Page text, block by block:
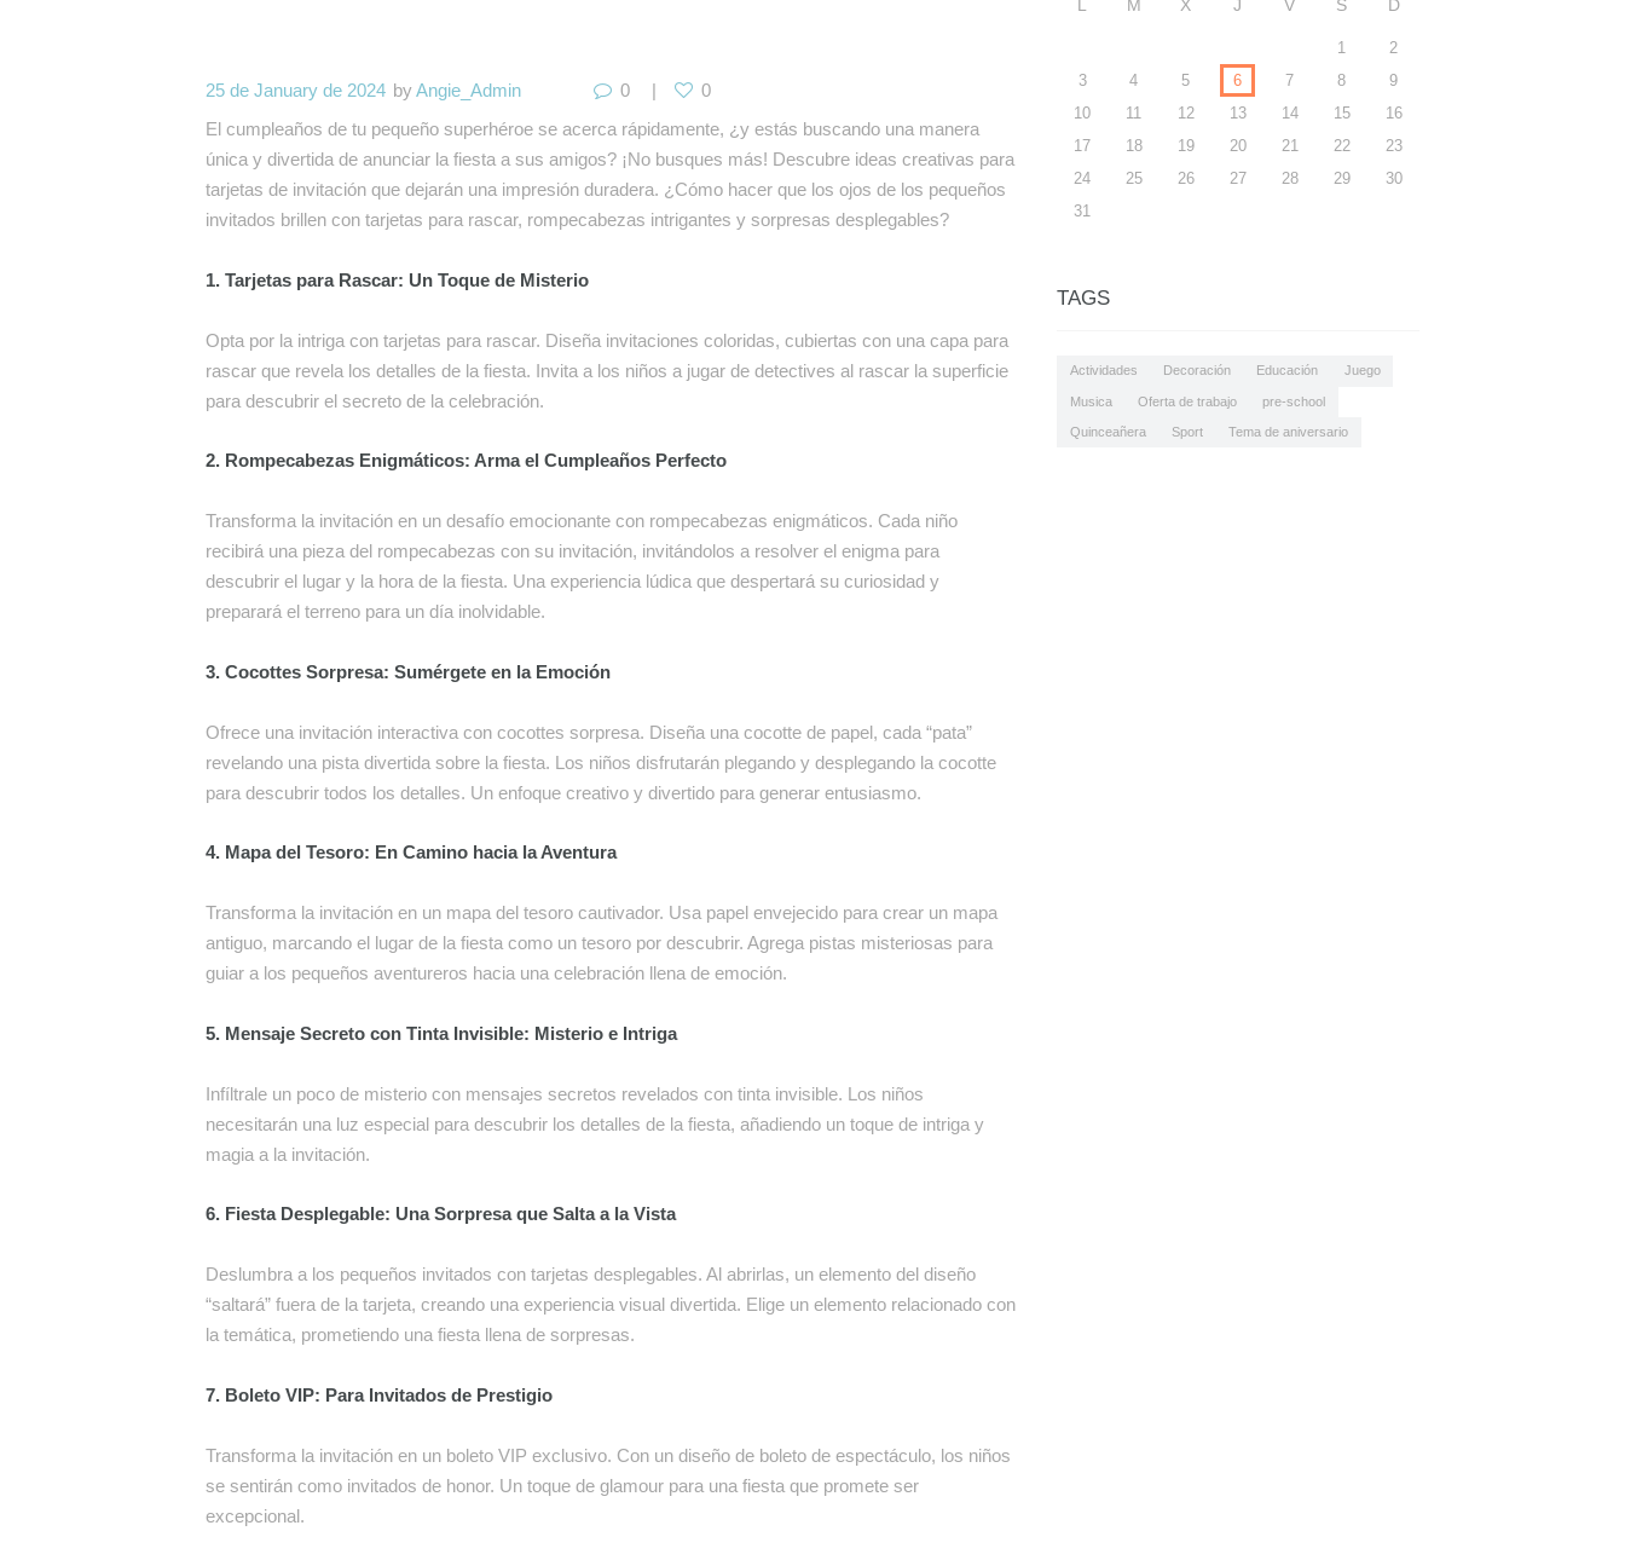
25 de January de 2024 byAngie_Admin 0
0
El cumpleaños de tu pequeño superhéroe se acerca rápidamente, ¿y estás buscando una manera
única y divertida de anunciar la fiesta a sus amigos? ¡No busques más! Descubre ideas creativas para
tarjetas de invitación que dejarán una impresión duradera. ¿Cómo hacer que los ojos de los pequeños
invitados brillen con tarjetas para rascar, rompecabezas intrigantes y sorpresas desplegables?
1. Tarjetas para Rascar: Un Toque de Misterio
Opta por la intriga con tarjetas para rascar. Diseña invitaciones coloridas, cubiertas con una capa para
rascar que revela los detalles de la fiesta. Invita a los niños a jugar de detectives al rascar la superficie
para descubrir el secreto de la celebración.
2. Rompecabezas Enigmáticos: Arma el Cumpleaños Perfecto
Transforma la invitación en un desafío emocionante con rompecabezas enigmáticos. Cada niño
recibirá una pieza del rompecabezas con su invitación, invitándolos a resolver el enigma para
descubrir el lugar y la hora de la fiesta. Una experiencia lúdica que despertará su curiosidad y
preparará el terreno para un día inolvidable.
3. Cocottes Sorpresa: Sumérgete en la Emoción
Ofrece una invitación interactiva con cocottes sorpresa. Diseña una cocotte de papel, cada “pata”
revelando una pista divertida sobre la fiesta. Los niños disfrutarán plegando y desplegando la cocotte
para descubrir todos los detalles. Un enfoque creativo y divertido para generar entusiasmo.
4. Mapa del Tesoro: En Camino hacia la Aventura
Transforma la invitación en un mapa del tesoro cautivador. Usa papel envejecido para crear un mapa
antiguo, marcando el lugar de la fiesta como un tesoro por descubrir. Agrega pistas misteriosas para
guiar a los pequeños aventureros hacia una celebración llena de emoción.
5. Mensaje Secreto con Tinta Invisible: Misterio e Intriga
Infíltrale un poco de misterio con mensajes secretos revelados con tinta invisible. Los niños
necesitarán una luz especial para descubrir los detalles de la fiesta, añadiendo un toque de intriga y
magia a la invitación.
6. Fiesta Desplegable: Una Sorpresa que Salta a la Vista
Deslumbra a los pequeños invitados con tarjetas desplegables. Al abrirlas, un elemento del diseño
“saltará” fuera de la tarjeta, creando una experiencia visual divertida. Elige un elemento relacionado con
la temática, prometiendo una fiesta llena de sorpresas.
7. Boleto VIP: Para Invitados de Prestigio
Transforma la invitación en un boleto VIP exclusivo. Con un diseño de boleto de espectáculo, los niños
se sentirán como invitados de honor. Un toque de glamour para una fiesta que promete ser
excepcional.
L M X J V S D
1
2
3
4 5 6 7 8
9
10
11 12 13 14 15
16
17
18 19 20 21 22
23
24
25 26 27 28 29
30
31
TAGS
Actividades Decoración Educación Juego
Musica Oferta de trabajo pre-school
Quinceañera Sport Tema de aniversario